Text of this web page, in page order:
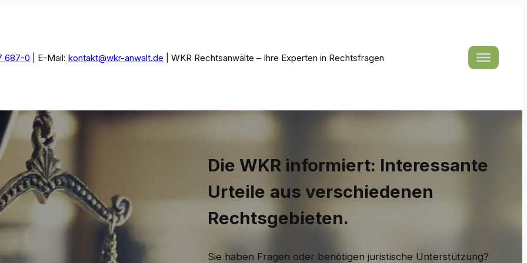
687-0 | E-Mail: kontakt@wkr-anwalt.de | WKR Rechtsanwälte – Ihre Experten in Rechtsfragen
Die WKR informiert: Interessante
Urteile aus verschiedenen
Rechtsgebieten.
Sie haben Fragen oder benötigen juristische Unterstützung?